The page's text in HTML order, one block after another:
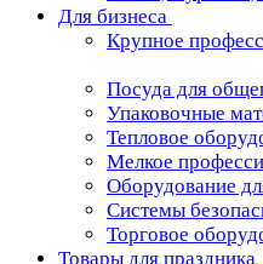
Для бизнеса
Крупное
Посуда для
Упаковочные
Тепловое
Мелкое
Оборудование
Системы
Торговое
Товары для праздника